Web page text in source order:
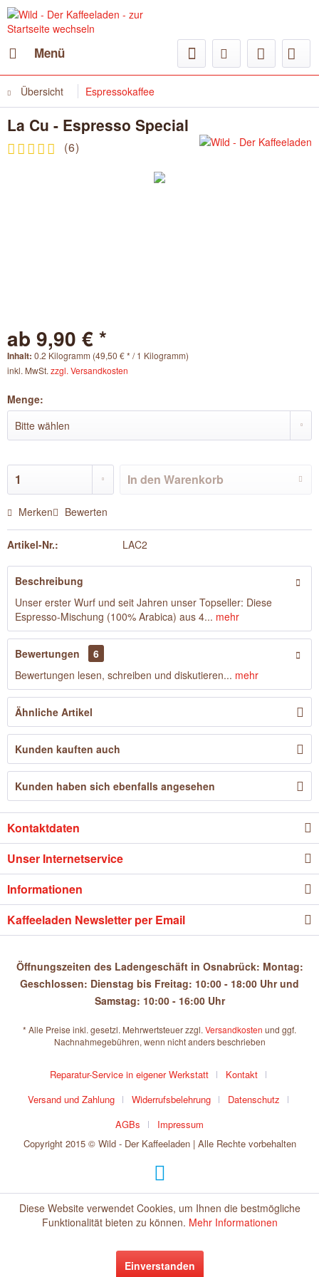
Menü
Übersicht Espressokaffee
La Cu - Espresso Special
(6)
ab 9,90 € *
Inhalt: 0.2 Kilogramm (49,50 € * / 1 Kilogramm)
inkl. MwSt. zzgl. Versandkosten
Menge:
In den Warenkorb
Merken Bewerten
Artikel-Nr.: LAC2
Beschreibung
Unser erster Wurf und seit Jahren unser Topseller: Diese
Espresso-Mischung (100% Arabica) aus 4... mehr
Bewertungen
6
Bewertungen lesen, schreiben und diskutieren... mehr
Ähnliche Artikel
Kunden kauften auch
Kunden haben sich ebenfalls angesehen
Kontaktdaten
Unser Internetservice
Informationen
Kaffeeladen Newsletter per Email
Öffnungszeiten des Ladengeschäft in Osnabrück: Montag:
Geschlossen: Dienstag bis Freitag: 10:00 - 18:00 Uhr und
Samstag: 10:00 - 16:00 Uhr
* Alle Preise inkl. gesetzl. Mehrwertsteuer zzgl. Versandkosten und ggf.
Nachnahmegebühren, wenn nicht anders beschrieben
Reparatur-Service in eigener Werkstatt
Kontakt
Versand und Zahlung
Widerrufsbelehrung
Datenschutz
AGBs
Impressum
Copyright 2015 © Wild - Der Kaffeeladen | Alle Rechte vorbehalten
Diese Website verwendet Cookies, um Ihnen die bestmögliche
Funktionalität bieten zu können. Mehr Informationen
Einverstanden